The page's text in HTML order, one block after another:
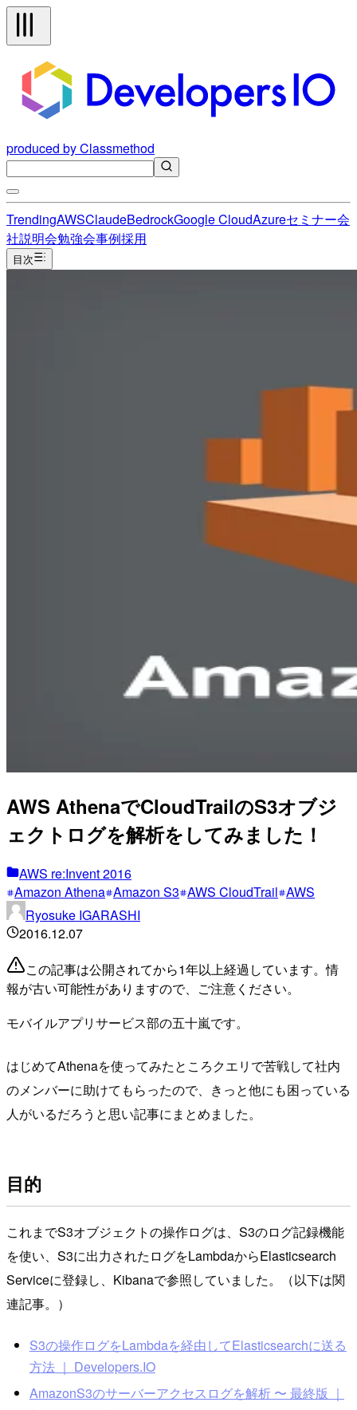
produced by Classmethod
TrendingAWSClaudeBedrockGoogle CloudAzureセミナー会
社説明会勉強会事例採用
目次
AWS AthenaでCloudTrailのS3オブジ
ェクトログを解析をしてみました！
AWS re:Invent 2016
Amazon Athena Amazon S3 AWS CloudTrail AWS
Ryosuke IGARASHI
2016.12.07
この記事は公開されてから1年以上経過しています。情
報が古い可能性がありますので、ご注意ください。
モバイルアプリサービス部の五十嵐です。
はじめてAthenaを使ってみたところクエリで苦戦して社内
のメンバーに助けてもらったので、きっと他にも困っている
人がいるだろうと思い記事にまとめました。
目的
これまでS3オブジェクトの操作ログは、S3のログ記録機能
を使い、S3に出力されたログをLambdaからElasticsearch
Serviceに登録し、Kibanaで参照していました。（以下は関
連記事。）
S3の操作ログをLambdaを経由してElasticsearchに送る
方法 ｜ Developers.IO
AmazonS3のサーバーアクセスログを解析 〜 最終版 ｜